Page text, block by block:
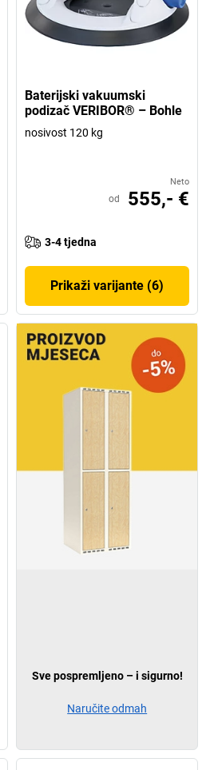
Baterijski vakuumski
podizač VERIBOR® – Bohle
nosivost 120 kg
Neto
od 555,- €
3-4 tjedna
Prikaži varijante (6)
Sve pospremljeno – i sigurno!
Naručite odmah